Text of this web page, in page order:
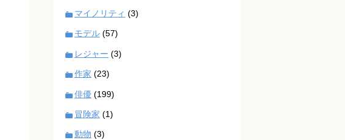
マイノリティ (3)
モデル (57)
レジャー (3)
作家 (23)
俳優 (199)
冒険家 (1)
動物 (3)